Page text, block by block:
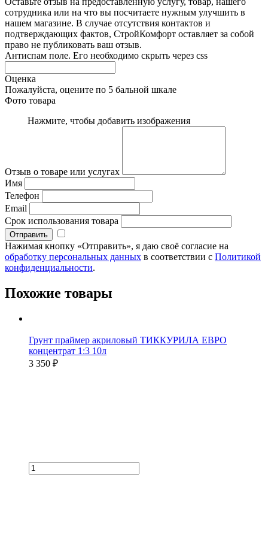
сотрудника или на что вы посчитаете нужным улучшить в
нашем магазине. В случае отсутствия контактов и
подтверждающих фактов, СтройКомфорт оставляет за собой
право не публиковать ваш отзыв.
Антиспам поле. Его необходимо скрыть через css
Оценка
Пожалуйста, оцените по 5 бальной шкале
Фото товара
Нажмите, чтобы добавить изображения
Отзыв о товаре или услугах
Имя
Телефон
Email
Срок использования товара
Нажимая кнопку «Отправить», я даю своё согласие на
обработку персональных данных в соответствии с Политикой
конфиденциальности.
Похожие товары
Грунт праймер акриловый ТИККУРИЛА ЕВРО
концентрат 1:3 10л
3 350 ₽